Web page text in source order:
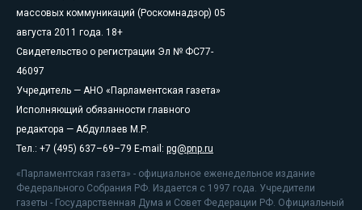
массовых коммуникаций (Роскомнадзор) 05
августа 2011 года. 18+
Свидетельство о регистрации Эл № ФС77-
46097
Учредитель — АНО «Парламентская газета»
Исполняющий обязанности главного
редактора — Абдуллаев М.Р.
Тел.: +7 (495) 637–69–79 E-mail: pg@pnp.ru
«Парламентская газета» - официальное еженедельное издание
Федерального Собрания РФ. Издается с 1997 года. Учредители
газеты - Государственная Дума и Совет Федерации РФ. Официальный